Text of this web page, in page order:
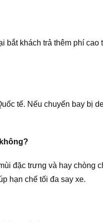
bắt khách trả thêm phí cao
tế. Nếu chuyến bay bị
đặc trưng và hay chòng
hạn chế tối đa say xe.